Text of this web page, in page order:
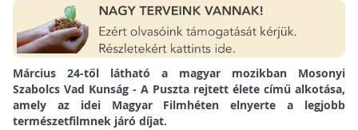
Március 24-től látható a magyar mozikban Mosonyi
Szabolcs Vad Kunság - A Puszta rejtett élete című alkotása,
amely az idei Magyar Filmhéten elnyerte a legjobb
természetfilmnek járó díjat.